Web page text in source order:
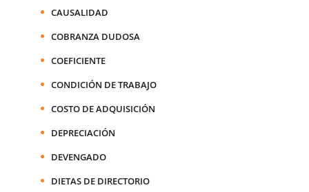
CAUSALIDAD
COBRANZA DUDOSA
COEFICIENTE
CONDICIÓN DE TRABAJO
COSTO DE ADQUISICIÓN
DEPRECIACIÓN
DEVENGADO
DIETAS DE DIRECTORIO